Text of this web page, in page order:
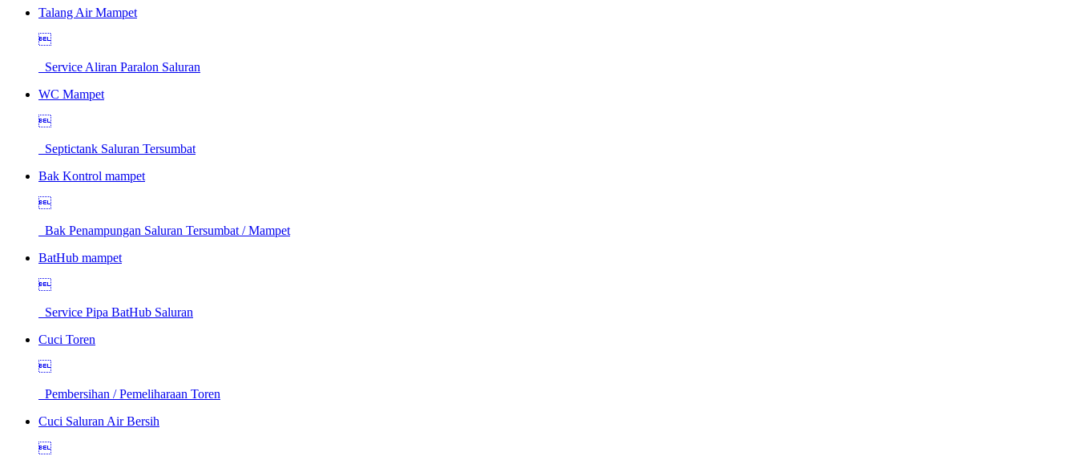
Talang Air Mampet

Service Aliran Paralon Saluran
WC Mampet

Septictank Saluran Tersumbat
Bak Kontrol mampet

Bak Penampungan Saluran Tersumbat / Mampet
BatHub mampet

Service Pipa BatHub Saluran
Cuci Toren

Pembersihan / Pemeliharaan Toren
Cuci Saluran Air Bersih
